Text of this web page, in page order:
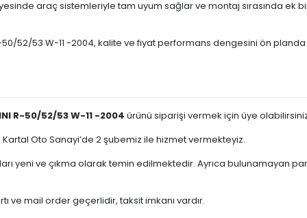
araç sistemleriyle tam uyum sağlar ve montaj sırasında ek
50/52/53 W-11 -2004, kalite ve fiyat performans dengesini ön
R-50/52/53 W-11 -2004 ürünü siparişi vermek için üye
Oto Sanayi’de 2 şubemiz ile hizmet vermekteyiz.
yeni ve çıkma olarak temin edilmektedir. Ayrıca bulunamayan
ve mail order geçerlidir, taksit imkanı vardır.